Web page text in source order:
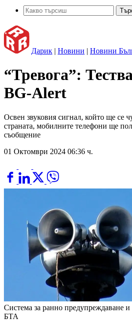
Дарик | Новини | Новини
“Тревога”:
BG-Alert
Освен звуковия сигнал, който ще се
страната, мобилните телефони ще
съобщение
01 Октомври 2024 06:36 ч.
Система за ранно предупреждаване и
БТА